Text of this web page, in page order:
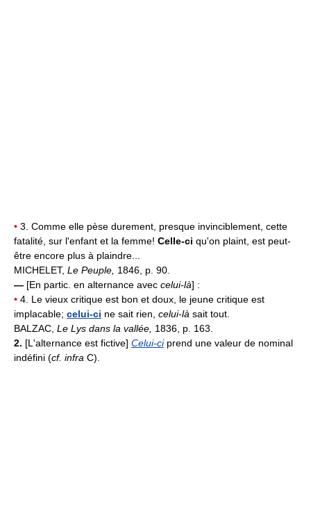
• 3. Comme elle pèse durement, presque invinciblement, cette
fatalité, sur l'enfant et la femme! Celle-ci qu'on plaint, est peut-
être encore plus à plaindre...
MICHELET, Le Peuple, 1846, p. 90.
— [En partic. en alternance avec celui-là] :
• 4. Le vieux critique est bon et doux, le jeune critique est
implacable; celui-ci ne sait rien, celui-là sait tout.
BALZAC, Le Lys dans la vallée, 1836, p. 163.
2. [L'alternance est fictive] Celui-ciprend une valeur de nominal
indéfini (cf. infra C).